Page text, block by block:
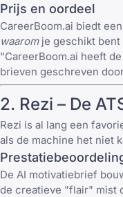
Prijs en oordeel
CareerBoom.ai biedt
waaromje geschikt bent
"CareerBoom.ai heeft
brieven geschreven
2. Rezi – De
Rezi is al lang een
als de machine het niet
De AI motivatiebrief
de creatieve "flair" mist